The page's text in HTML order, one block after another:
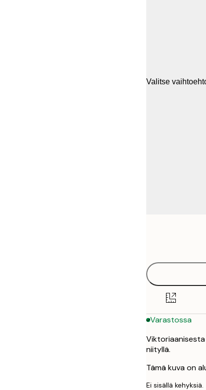
Valitse
Varastossa
niityllä.
Tämä kuva on
Ei sisällä kehyksiä.